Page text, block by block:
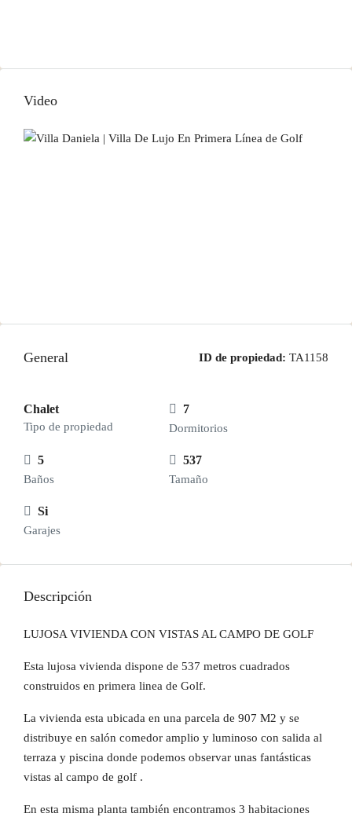
Video
General ID de propiedad: TA1158
Chalet
Tipo de propiedad
7
Dormitorios
5
Baños
537
Tamaño
Si
Garajes
Descripción
LUJOSA VIVIENDA CON VISTAS AL CAMPO DE GOLF
Esta lujosa vivienda dispone de 537 metros cuadrados
construidos en primera linea de Golf.
La vivienda esta ubicada en una parcela de 907 M2 y se
distribuye en salón comedor amplio y luminoso con salida al
terraza y piscina donde podemos observar unas fantásticas
vistas al campo de golf .
En esta misma planta también encontramos 3 habitaciones